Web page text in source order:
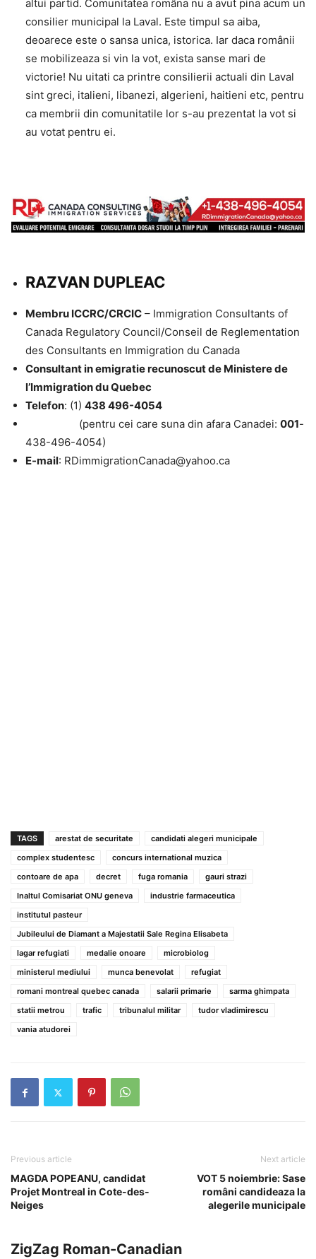
altui partid. Comunitatea româna nu a avut pina acum un
consilier municipal la Laval. Este timpul sa aiba,
deoarece este o sansa unica, istorica. Iar daca românii
se mobilizeaza si vin la vot, exista sanse mari de
victorie! Nu uitati ca printre consilierii actuali din Laval
sint greci, italieni, libanezi, algerieni, haitieni etc, pentru
ca membrii din comunitatile lor s-au prezentat la vot si
au votat pentru ei.
RAZVAN DUPLEAC
Membru ICCRC/CRCIC – Immigration Consultants of
Canada Regulatory Council/Conseil de Reglementation
des Consultants en Immigration du Canada
Consultant in emigratie recunoscut de Ministere de
l’Immigration du Quebec
Telefon: (1) 438 496-4054
(pentru cei care suna din afara Canadei: 001-
438-496-4054)
E-mail: RDimmigrationCanada@yahoo.ca
TAGS arestat de securitate
candidati alegeri municipale
complex studentesc
concurs international muzica
contoare de apa
decret fuga romania
gauri strazi
Inaltul Comisariat ONU geneva
industrie farmaceutica
institutul pasteur
Jubileului de Diamant a Majestatii Sale Regina Elisabeta
lagar refugiati
medalie onoare
microbiolog
ministerul mediului
munca benevolat
refugiat
romani montreal quebec canada
salarii primarie
sarma ghimpata
statii metrou
trafic tribunalul militar
tudor vladimirescu
vania atudorei
Previous article
MAGDA POPEANU, candidat
Projet Montreal in Cote-des-
Neiges
Next article
VOT 5 noiembrie: Sase
români candideaza la
alegerile municipale
ZigZag Roman-Canadian